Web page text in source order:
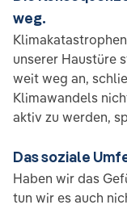
weg.
unserer Haustüre
weit weg an,
Klimawandels
aktiv zu werden,
Das soziale
Haben wir das
tun wir es auch